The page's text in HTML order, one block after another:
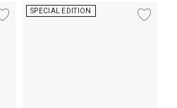
Lägg till i önskelista
Bordstablett 2025 43x30 cm
SPECIAL EDITION